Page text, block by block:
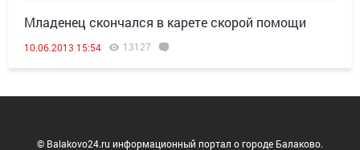
Младенец скончался в карете скорой помощи
10.06.2013 15:54 13127
© Balakovo24.ru информационный портал о городе Балаково.